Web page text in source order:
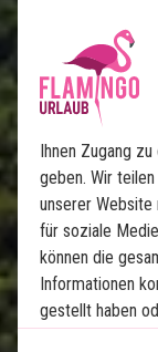
Bungalow
Privater
Im Preis
15 Tage
Ihnen Zugang
geben. Wir
unserer
für soziale
können die
Informationen
gestellt haben